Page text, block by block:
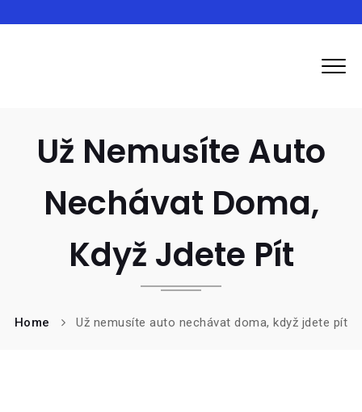
Už Nemusíte Auto
Nechávat Doma,
Když Jdete Pít
Home Už nemusíte auto nechávat doma, když jdete pít